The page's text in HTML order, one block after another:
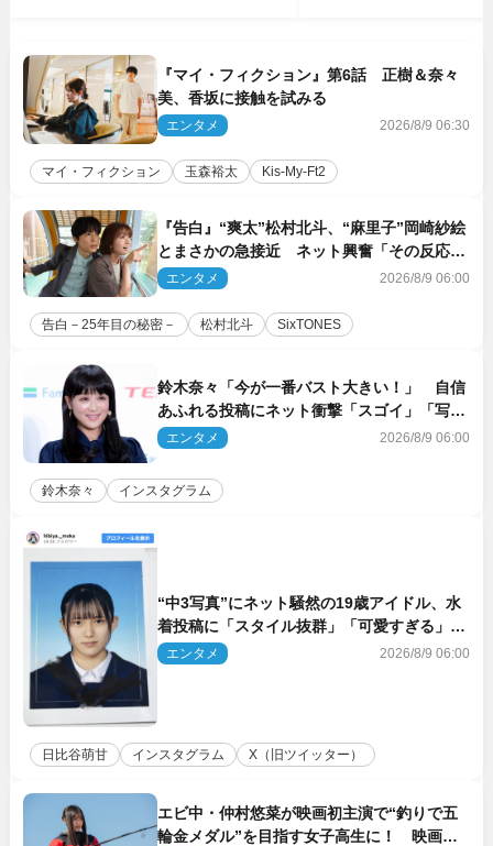
『マイ・フィクション』第6話 正樹＆奈々
美、香坂に接触を試みる
エンタメ 2026/8/9 06:30
マイ・フィクション 玉森裕太 Kis‐My‐Ft2
『告白』“爽太”松村北斗、“麻里子”岡崎紗絵
とまさかの急接近 ネット興奮「その反応
は」「いいの!?」（ネタバレあり）
エンタメ 2026/8/9 06:00
告白－25年目の秘密－ 松村北斗 SixTONES
鈴木奈々「今が一番バスト大きい！」 自信
あふれる投稿にネット衝撃「スゴイ」「写真
集を出して欲しい」
エンタメ 2026/8/9 06:00
鈴木奈々 インスタグラム
“中3写真”にネット騒然の19歳アイドル、水
着投稿に「スタイル抜群」「可愛すぎる」と
絶賛の声
エンタメ 2026/8/9 06:00
日比谷萌甘 インスタグラム X（旧ツイッター）
エビ中・仲村悠菜が映画初主演で“釣りで五
輪金メダル”を目指す女子高生に！ 映画